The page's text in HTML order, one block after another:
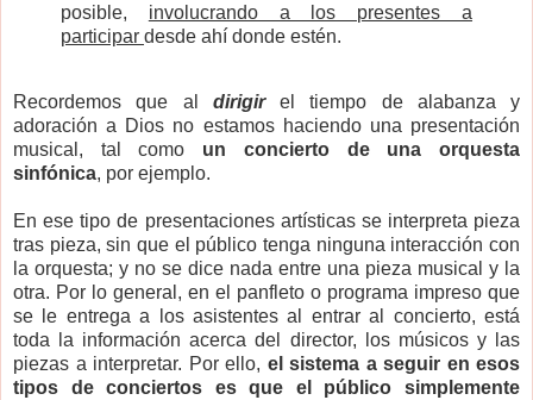
posible, involucrando a los presentes a
participar desde ahí donde estén.
Recordemos que al dirigirel tiempo de alabanza y
adoración a Dios no estamos haciendo una presentación
musical, tal como un concierto de una orquesta
sinfónica, por ejemplo.
En ese tipo de presentaciones artísticas se interpreta pieza
tras pieza, sin que el público tenga ninguna interacción con
la orquesta; y no se dice nada entre una pieza musical y la
otra. Por lo general, en el panfleto o programa impreso que
se le entrega a los asistentes al entrar al concierto, está
toda la información acerca del director, los músicos y las
piezas a interpretar. Por ello, el sistema a seguir en esos
tipos de conciertos es que el público simplemente